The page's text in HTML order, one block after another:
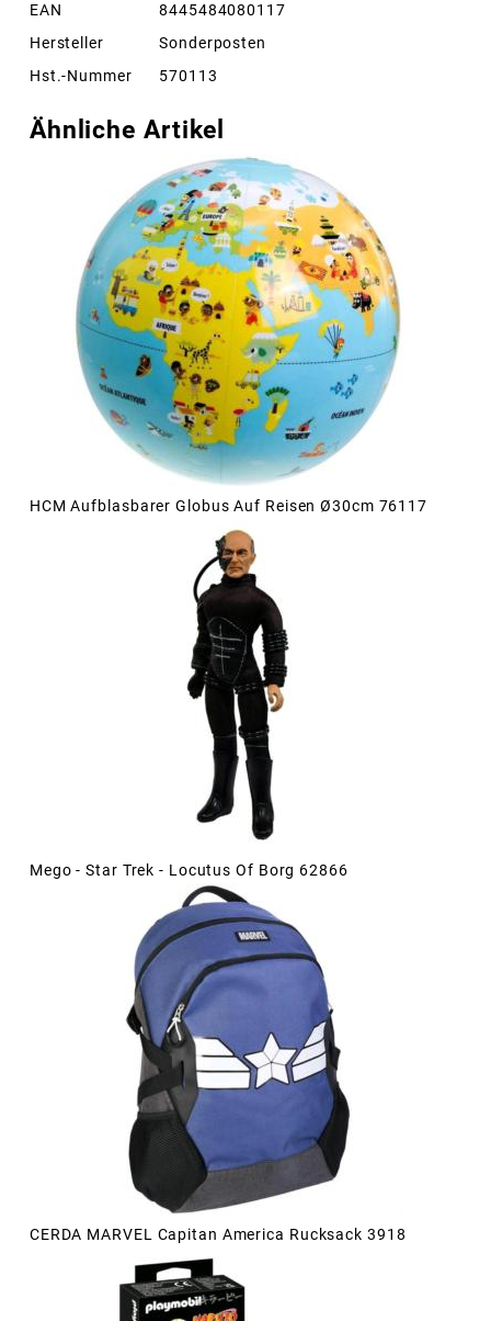
EAN
8445484080117
Hersteller
Sonderposten
Hst.-Nummer
570113
Ähnliche Artikel
HCM Aufblasbarer Globus Auf Reisen Ø30cm 76117
Mego - Star Trek - Locutus Of Borg 62866
CERDA MARVEL Capitan America Rucksack 3918